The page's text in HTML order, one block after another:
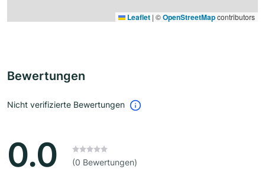
Leaflet | ©OpenStreetMapcontributors
Bewertungen
Nicht verifizierte Bewertungen
0.0 (0 Bewertungen)